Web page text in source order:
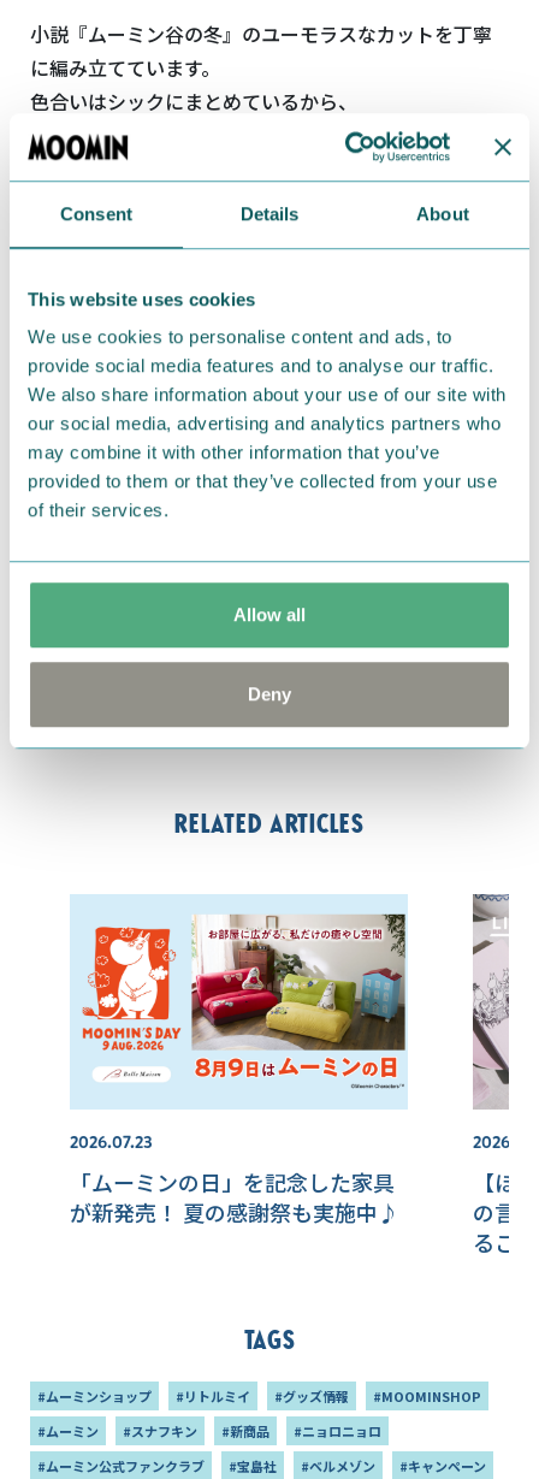
Consent Details About
This website uses cookies
We use cookies to personalise content and ads, to
provide social media features and to analyse our traffic.
We also share information about your use of our site with
our social media, advertising and analytics partners who
may combine it with other information that you’ve
provided to them or that they’ve collected from your use
of their services.
Allow all
Deny
小説『ムーミン谷の冬』のユーモラスなカットを丁寧
に編み立てています。
色合いはシックにまとめているから、
オトナのカジュアルスタイルにぴったり。ムーミンと
リトルミイ２パターンあります。
クシュン！とくしゃみをしている
★〈ムーミン〉購入
ページはこちら。
なんだか真剣な顔つきの★〈リトルミイ〉購入ページ
はこちら。
通信販売のフェリシモのウェブサイトで好評発売中で
す。
■商品名：Moomin ニットトップス 〈ムーミン〉
〈リトルミイ〉
■サイズ：Ｓ・M・L・LL・3L
byフェリシモ
#ムーミン #リトルミイ #トップス
Related articles
2026.07.23
「ムーミンの日」を記念した家具
が新発売！ 夏の感謝祭も実施中♪
【ほ
の言
るご
Tags
#ムーミンショップ #リトルミイ #グッズ情報
#MOOMINSHOP
#ムーミン
#スナフキン #新商品
#ニョロニョロ
#ムーミン公式ファンクラブ
#宝島社 #ベルメゾン
#キャンペーン